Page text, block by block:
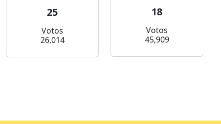
25
Votos
26,014
18
Votos
45,909